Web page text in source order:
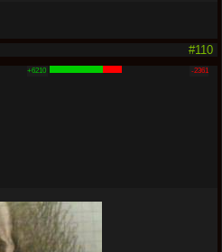
#110
+6210 -2361